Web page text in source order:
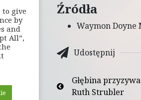
Źródła
Waymon
Udostępnij
Głębina
Ruth Strubler
to give
by
and
All”,